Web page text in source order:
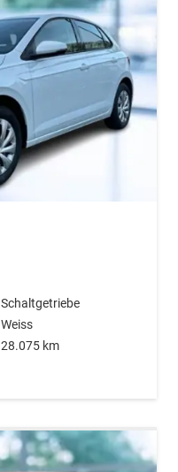
Schaltgetriebe
Weiss
28.075 km